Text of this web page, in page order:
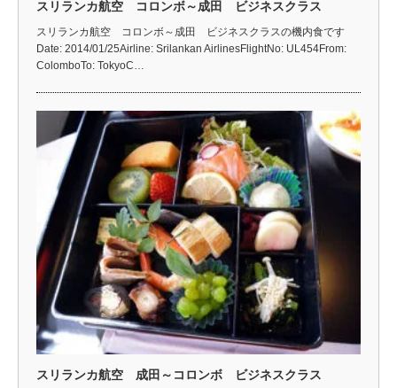
スリランカ航空 コロンボ～成田 ビジネスクラス
スリランカ航空 コロンボ～成田 ビジネスクラスの機内食です
Date: 2014/01/25Airline: Srilankan AirlinesFlightNo: UL454From:
ColomboTo: TokyoC…
スリランカ航空 成田～コロンボ ビジネスクラス